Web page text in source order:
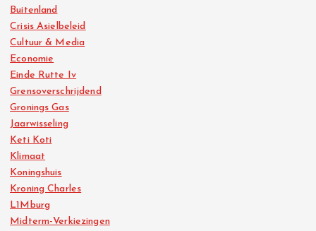
Buitenland
Crisis Asielbeleid
Cultuur & Media
Economie
Einde Rutte Iv
Grensoverschrijdend
Gronings Gas
Jaarwisseling
Keti Koti
Klimaat
Koningshuis
Kroning Charles
L1Mburg
Midterm-Verkiezingen